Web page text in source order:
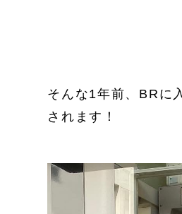
そんな1年前、BRに
されます！